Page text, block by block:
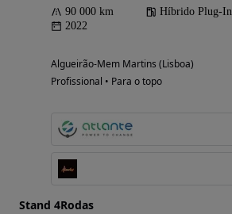
90 000 km Híbrido Plug-In
2022
Algueirão-Mem Martins (Lisboa)
Profissional • Para o topo
Stand 4Rodas